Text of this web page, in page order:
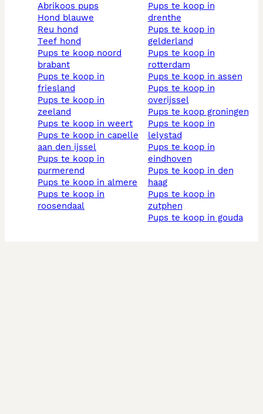
abrikoos pups
hond blauwe
reu hond
teef hond
pups te koop noord
brabant
pups te koop in
friesland
pups te koop in
zeeland
pups te koop in weert
pups te koop in capelle
aan den ijssel
pups te koop in
purmerend
pups te koop in almere
pups te koop in
roosendaal
pups te koop in
drenthe
pups te koop in
gelderland
pups te koop in
rotterdam
pups te koop in assen
pups te koop in
overijssel
pups te koop groningen
pups te koop in
lelystad
pups te koop in
eindhoven
pups te koop in den
haag
pups te koop in
zutphen
pups te koop in gouda